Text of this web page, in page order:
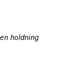
holdning